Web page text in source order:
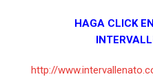
HAGA CLICK
http://